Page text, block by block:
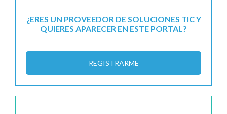
¿ERES UN PROVEEDOR DE SOLUCIONES TIC Y
QUIERES APARECER EN ESTE PORTAL?
REGISTRARME